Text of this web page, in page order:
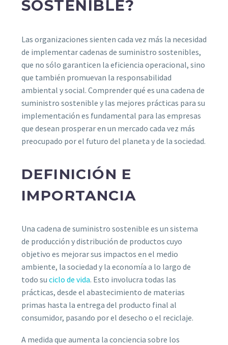
SOSTENIBLE?
Las organizaciones sienten cada vez más la necesidad
de implementar cadenas de suministro sostenibles,
que no sólo garanticen la eficiencia operacional, sino
que también promuevan la responsabilidad
ambiental y social. Comprender qué es una cadena de
suministro sostenible y las mejores prácticas para su
implementación es fundamental para las empresas
que desean prosperar en un mercado cada vez más
preocupado por el futuro del planeta y de la sociedad.
DEFINICIÓN E
IMPORTANCIA
Una cadena de suministro sostenible es un sistema
de producción y distribución de productos cuyo
objetivo es mejorar sus impactos en el medio
ambiente, la sociedad y la economía a lo largo de
todo su ciclo de vida. Esto involucra todas las
prácticas, desde el abastecimiento de materias
primas hasta la entrega del producto final al
consumidor, pasando por el desecho o el reciclaje.
A medida que aumenta la conciencia sobre los